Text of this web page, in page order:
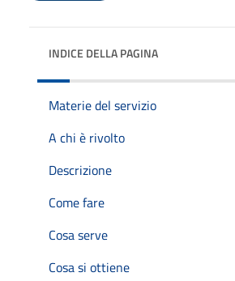
INDICE DELLA PAGINA
Materie del servizio
A chi è rivolto
Descrizione
Come fare
Cosa serve
Cosa si ottiene